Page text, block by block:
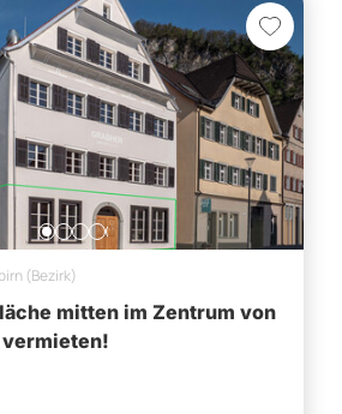
(Bezirk)
mitten im Zentrum von
vermieten!